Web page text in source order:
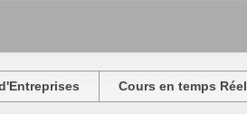
Cours en temps Réel